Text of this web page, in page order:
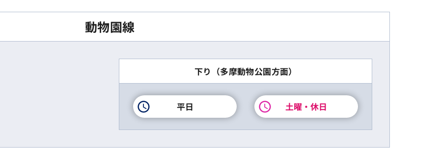
動物園線
下り（多摩動物公園方面）
平日 土曜・休日